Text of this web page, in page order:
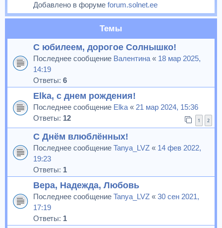
Добавлено в форуме forum.solnet.ee
Темы
С юбилеем, дорогое Солнышко!
Последнее сообщение Валентина « 18 мар 2025,
14:19
Ответы: 6
Elka, с днем рождения!
Последнее сообщение Elka « 21 мар 2024, 15:36
Ответы: 12 1 2
С Днём влюблённых!
Последнее сообщение Tanya_LVZ « 14 фев 2022,
19:23
Ответы: 1
Вера, Надежда, Любовь
Последнее сообщение Tanya_LVZ « 30 сен 2021,
17:19
Ответы: 1